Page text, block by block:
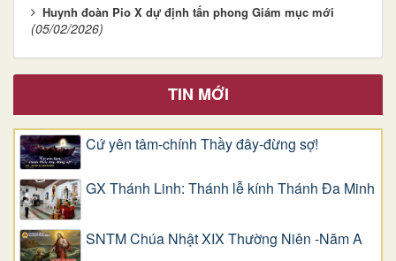
Huynh đoàn Pio X dự định tấn phong Giám mục mới
(05/02/2026)
TIN MỚI
Cứ yên tâm-chính Thầy đây-đừng sợ!
GX Thánh Linh: Thánh lễ kính Thánh Đa Minh
SNTM Chúa Nhật XIX Thường Niên -Năm A